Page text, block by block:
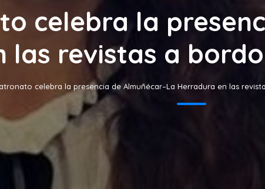
celebra la
las revistas a
celebra la presencia de Almuñécar–La Herradura en las